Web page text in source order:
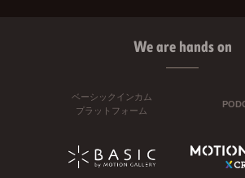
We are hands on
ベーシックインカム
プラットフォーム